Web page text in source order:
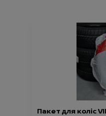
Пакет для коліс